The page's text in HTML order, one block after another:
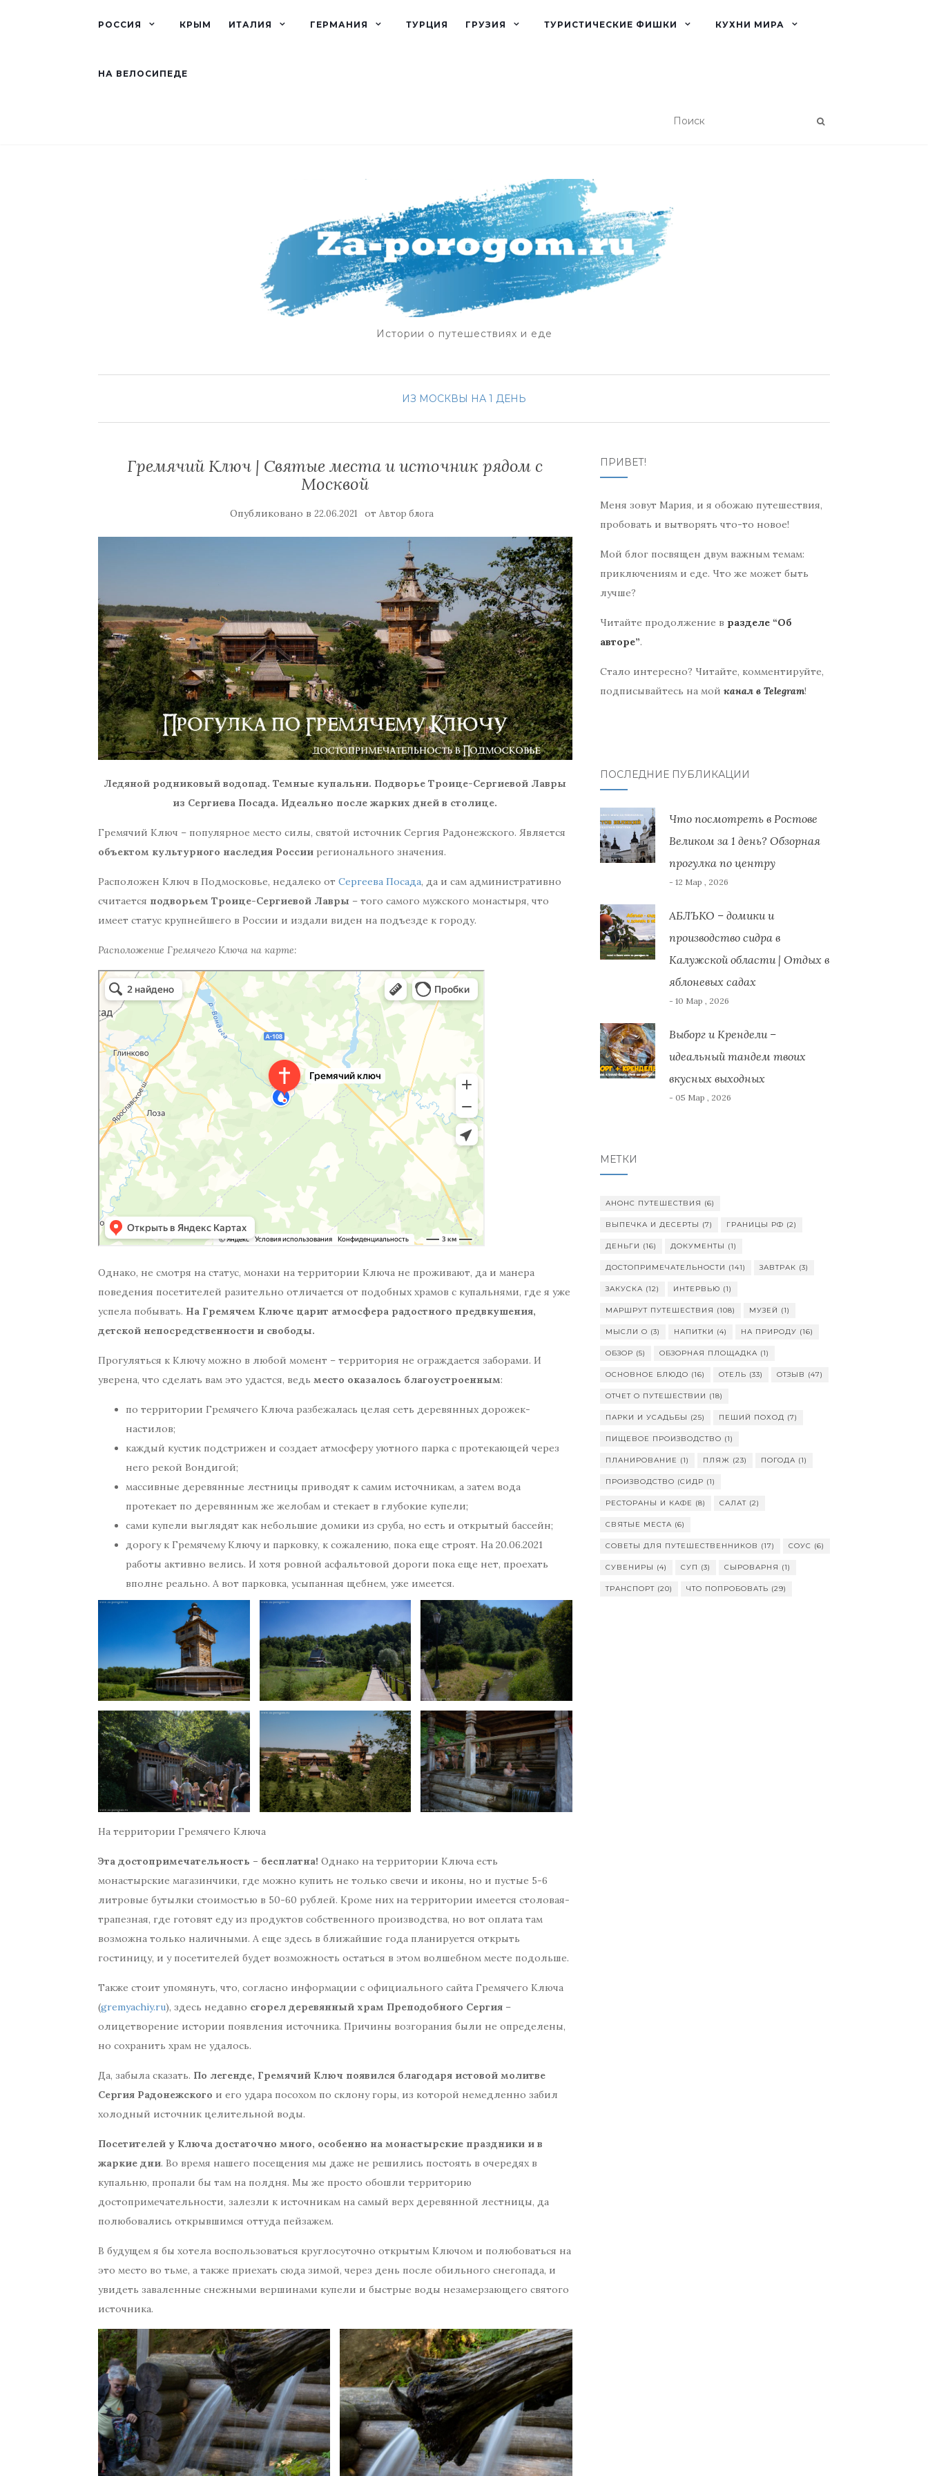
РОССИЯ КРЫМ ИТАЛИЯ ГЕРМАНИЯ ТУРЦИЯ ГРУЗИЯ ТУРИСТИЧЕСКИЕ ФИШКИ КУХНИ МИРА
НА ВЕЛОСИПЕДЕ
Истории о путешествиях и еде
ИЗ МОСКВЫ НА 1 ДЕНЬ
Гремячий Ключ | Святые места и источник рядом с
Москвой
Опубликовано в 22.06.2021 от Автор блога
Ледяной родниковый водопад. Темные купальни. Подворье Троице-Сергиевой Лавры
из Сергиева Посада. Идеально после жарких дней в столице.
Гремячий Ключ – популярное место силы, святой источник Сергия Радонежского. Является
объектом культурного наследия России регионального значения.
Расположен Ключ в Подмосковье, недалеко от Сергеева Посада, да и сам административно
считается подворьем Троице-Сергиевой Лавры – того самого мужского монастыря, что
имеет статус крупнейшего в России и издали виден на подъезде к городу.
Расположение Гремячего Ключа на карте:
Гремячий ключ
Природа в Москве и Московской области
Однако, не смотря на статус, монахи на территории Ключа не проживают, да и манера
поведения посетителей разительно отличается от подобных храмов с купальнями, где я уже
успела побывать. На Гремячем Ключе царит атмосфера радостного предвкушения,
детской непосредственности и свободы.
Прогуляться к Ключу можно в любой момент – территория не ограждается заборами. И
уверена, что сделать вам это удастся, ведь место оказалось благоустроенным:
по территории Гремячего Ключа разбежалась целая сеть деревянных дорожек-
настилов;
каждый кустик подстрижен и создает атмосферу уютного парка с протекающей через
него рекой Вондигой;
массивные деревянные лестницы приводят к самим источникам, а затем вода
протекает по деревянным же желобам и стекает в глубокие купели;
сами купели выглядят как небольшие домики из сруба, но есть и открытый бассейн;
дорогу к Гремячему Ключу и парковку, к сожалению, пока еще строят. На 20.06.2021
работы активно велись. И хотя ровной асфальтовой дороги пока еще нет, проехать
вполне реально. А вот парковка, усыпанная щебнем, уже имеется.
На территории Гремячего Ключа
Эта достопримечательность – бесплатна! Однако на территории Ключа есть
монастырские магазинчики, где можно купить не только свечи и иконы, но и пустые 5-6
литровые бутылки стоимостью в 50-60 рублей. Кроме них на территории имеется столовая-
трапезная, где готовят еду из продуктов собственного производства, но вот оплата там
возможна только наличными. А еще здесь в ближайшие года планируется открыть
гостиницу, и у посетителей будет возможность остаться в этом волшебном месте подольше.
Также стоит упомянуть, что, согласно информации с официального сайта Гремячего Ключа
(gremyachiy.ru), здесь недавно сгорел деревянный храм Преподобного Сергия –
олицетворение истории появления источника. Причины возгорания были не определены,
но сохранить храм не удалось.
Да, забыла сказать. По легенде, Гремячий Ключ появился благодаря истовой молитве
Сергия Радонежского и его удара посохом по склону горы, из которой немедленно забил
холодный источник целительной воды.
Посетителей у Ключа достаточно много, особенно на монастырские праздники и в
жаркие дни. Во время нашего посещения мы даже не решились постоять в очередях в
купальню, пропали бы там на полдня. Мы же просто обошли территорию
достопримечательности, залезли к источникам на самый верх деревянной лестницы, да
полюбовались открывшимся оттуда пейзажем.
В будущем я бы хотела воспользоваться круглосуточно открытым Ключом и полюбоваться на
это место во тьме, а также приехать сюда зимой, через день после обильного снегопада, и
увидеть заваленные снежными вершинами купели и быстрые воды незамерзающего святого
источника.
ПРИВЕТ!
Меня зовут Мария, и я обожаю путешествия,
пробовать и вытворять что-то новое!
Мой блог посвящен двум важным темам:
приключениям и еде. Что же может быть
лучше?
Читайте продолжение в разделе “Об
авторе”.
Стало интересно? Читайте, комментируйте,
подписывайтесь на мой канал в Telegram!
ПОСЛЕДНИЕ ПУБЛИКАЦИИ
Что посмотреть в Ростове
Великом за 1 день? Обзорная
прогулка по центру
- 12 Мар , 2026
АБЛЪКО – домики и
производство сидра в
Калужской области | Отдых в
яблоневых садах
- 10 Мар , 2026
Выборг и Крендели –
идеальный тандем твоих
вкусных выходных
- 05 Мар , 2026
МЕТКИ
АНОНС ПУТЕШЕСТВИЯ (6)
ВЫПЕЧКА И ДЕСЕРТЫ (7) ГРАНИЦЫ РФ (2)
ДЕНЬГИ (16) ДОКУМЕНТЫ (1)
ДОСТОПРИМЕЧАТЕЛЬНОСТИ (141) ЗАВТРАК (3)
ЗАКУСКА (12) ИНТЕРВЬЮ (1)
МАРШРУТ ПУТЕШЕСТВИЯ (108) МУЗЕЙ (1)
МЫСЛИ О (3) НАПИТКИ (4) НА ПРИРОДУ (16)
ОБЗОР (5) ОБЗОРНАЯ ПЛОЩАДКА (1)
ОСНОВНОЕ БЛЮДО (16) ОТЕЛЬ (33) ОТЗЫВ (47)
ОТЧЕТ О ПУТЕШЕСТВИИ (18)
ПАРКИ И УСАДЬБЫ (25) ПЕШИЙ ПОХОД (7)
ПИЩЕВОЕ ПРОИЗВОДСТВО (1)
ПЛАНИРОВАНИЕ (1) ПЛЯЖ (23) ПОГОДА (1)
ПРОИЗВОДСТВО (СИДР (1)
РЕСТОРАНЫ И КАФЕ (8) САЛАТ(2)
СВЯТЫЕ МЕСТА (6)
СОВЕТЫ ДЛЯ ПУТЕШЕСТВЕННИКОВ (17) СОУС (6)
СУВЕНИРЫ (4) СУП (3) СЫРОВАРНЯ (1)
ТРАНСПОРТ(20) ЧТО ПОПРОБОВАТЬ (29)